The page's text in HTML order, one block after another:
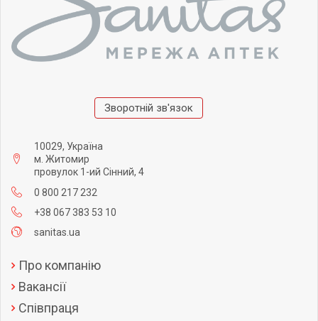
Зворотній зв'язок
10029, Україна
м. Житомир
провулок 1-ий Сінний, 4
0 800 217 232
+38 067 383 53 10
sanitas.ua
Про компанію
Вакансії
Співпраця